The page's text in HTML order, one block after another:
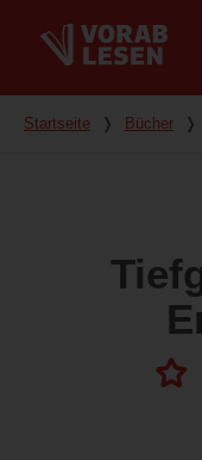
Du bist hier
Startseite ❭ Bücher ❭